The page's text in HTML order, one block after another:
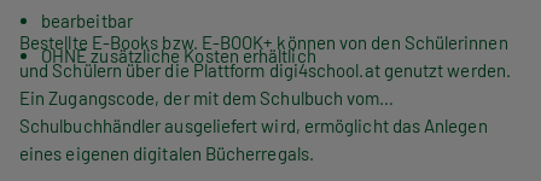
bearbeitbar
OHNE zusätzliche Kosten erhältlich
Bestellte E-Books bzw. E-BOOK+ können von den Schülerinnen
und Schülern über die Plattform digi4school.at genutzt werden.
Ein Zugangscode, der mit dem Schulbuch vom
Schulbuchhändler ausgeliefert wird, ermöglicht das Anlegen
eines eigenen digitalen Bücherregals.